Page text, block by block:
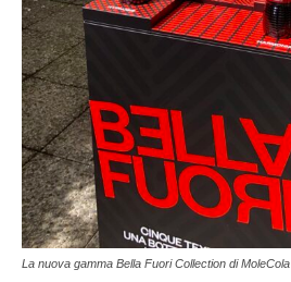
La nuova gamma Bella Fuori Collection di MoleCola